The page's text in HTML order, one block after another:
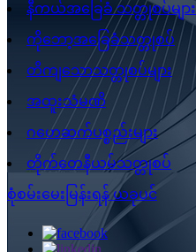
နီကယ်အခြေခံ သတ္တုစပ်များ
ကိုဘော့အခြေခံသတ္တုစပ်
တိကျသောသတ္တုစပ်များ
အထူးသံမဏိ
ဂဟေဆက်ပစ္စည်းများ
တိုက်တေနီယမ်သတ္တုစပ်
စုံစမ်းမေးမြန်းရန် ယခုပင်